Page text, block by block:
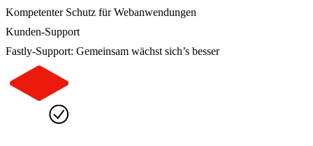
Kompetenter Schutz für Webanwendungen
Kunden-Support
Fastly-Support: Gemeinsam wächst sich’s besser